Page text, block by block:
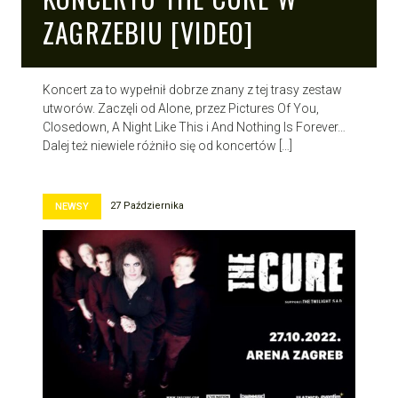
ZAGRZEBIU [VIDEO]
Koncert za to wypełnił dobrze znany z tej trasy zestaw
utworów. Zaczęli od Alone, przez Pictures Of You,
Closedown, A Night Like This i And Nothing Is Forever…
Dalej też niewiele różniło się od koncertów […]
NEWSY 27 Października